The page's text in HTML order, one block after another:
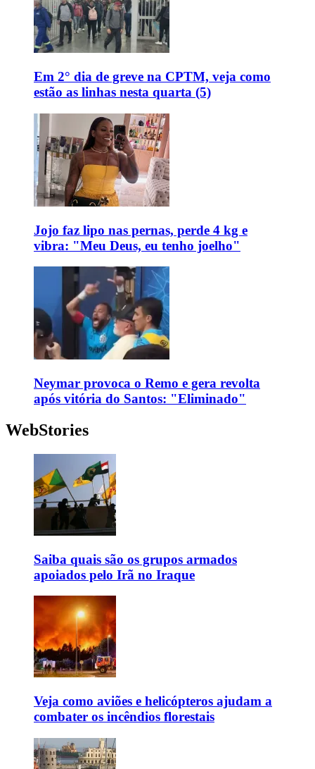
Em 2° dia de greve na CPTM, veja como
estão as linhas nesta quarta (5)
Jojo faz lipo nas pernas, perde 4 kg e
vibra: "Meu Deus, eu tenho joelho"
Neymar provoca o Remo e gera revolta
após vitória do Santos: "Eliminado"
WebStories
Saiba quais são os grupos armados
apoiados pelo Irã no Iraque
Veja como aviões e helicópteros ajudam a
combater os incêndios florestais